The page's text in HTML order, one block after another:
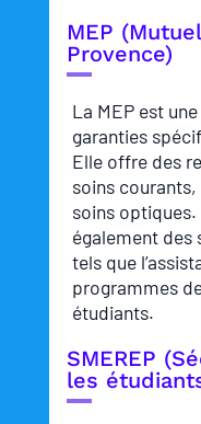
MEP
Provence)
La MEP est
garanties
Elle offre des
soins
soins
également des
tels que
programmes
étudiants.
SMEREP
les